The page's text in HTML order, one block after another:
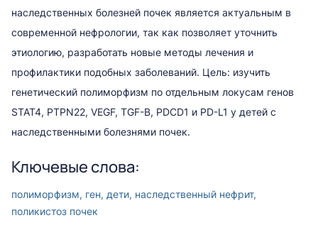
наследственных болезней почек является актуальным в
современной нефрологии, так как позволяет уточнить
этиологию, разработать новые методы лечения и
профилактики подобных заболеваний. Цель: изучить
генетический полиморфизм по отдельным локусам генов
STAT4, PTPN22, VEGF, TGF-B, PDCD1 и PD-L1 у детей с
наследственными болезнями почек.
Ключевые слова:
полиморфизм, ген, дети, наследственный нефрит,
поликистоз почек